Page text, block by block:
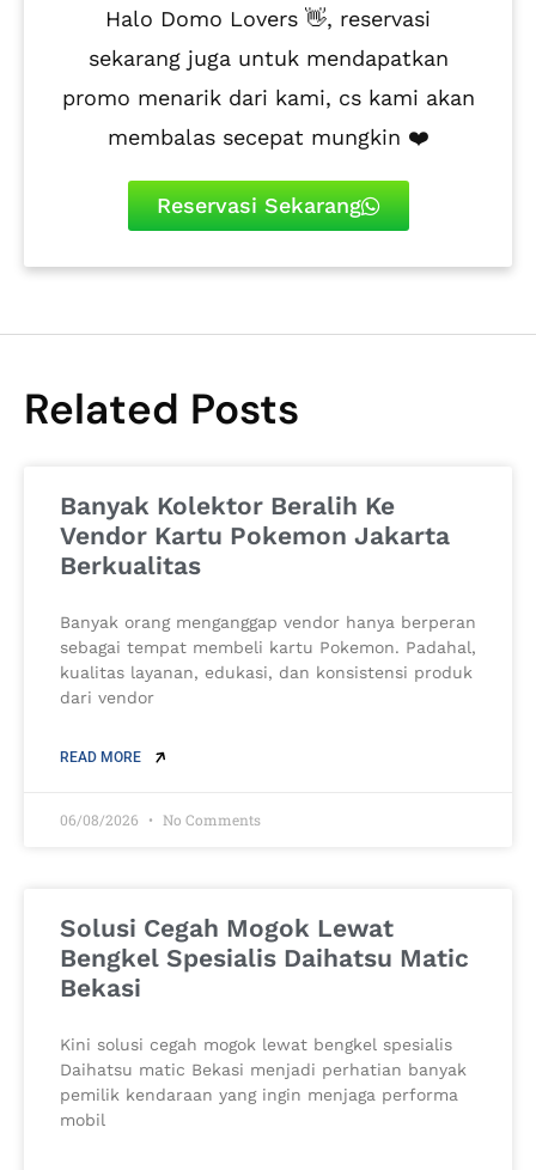
Halo Domo Lovers 👋, reservasi
sekarang juga untuk mendapatkan
promo menarik dari kami, cs kami akan
membalas secepat mungkin ❤️
Reservasi Sekarang
Related Posts
Banyak Kolektor Beralih Ke
Vendor Kartu Pokemon Jakarta
Berkualitas
Banyak orang menganggap vendor hanya berperan
sebagai tempat membeli kartu Pokemon. Padahal,
kualitas layanan, edukasi, dan konsistensi produk
dari vendor
READ MORE
06/08/2026 No Comments
Solusi Cegah Mogok Lewat
Bengkel Spesialis Daihatsu Matic
Bekasi
Kini solusi cegah mogok lewat bengkel spesialis
Daihatsu matic Bekasi menjadi perhatian banyak
pemilik kendaraan yang ingin menjaga performa
mobil